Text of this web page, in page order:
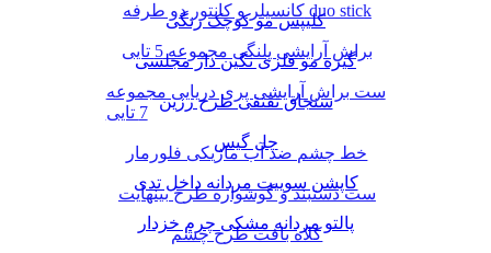
کانسیلر و کانتور دو طرفه duo stick
براش آرایشی پلنگی مجموعه 5 تایی
ست براش آرایشی پری دریایی مجموعه
7 تایی
خط چشم ضد آب ماژیکی فلورمار
ست دستبند و گوشواره طرح بینهایت
کلاه بافت طرح چشم
کلیپس مو کوچک رنگی
گیره مو فلزی نگین دار مجلسی
سنجاق تقتقی طرح رزین
چل گیس
کاپشن سوییت مردانه داخل تدی
پالتو مردانه مشکی چرم خزدار